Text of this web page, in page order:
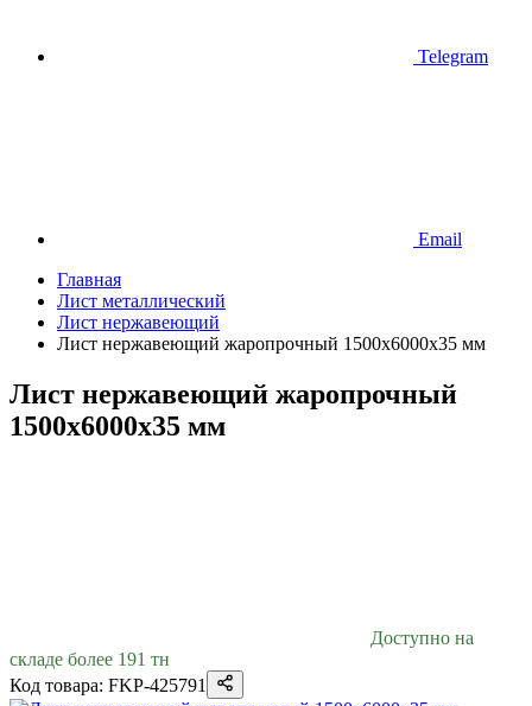
Telegram
Email
Главная
Лист металлический
Лист нержавеющий
Лист нержавеющий жаропрочный 1500х6000х35 мм
Лист нержавеющий жаропрочный
1500х6000х35 мм
Доступно на
складе более 191 тн
Код товара: FKP-425791